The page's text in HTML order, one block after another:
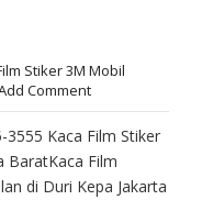
Stiker 3M Mobil
Comment
3555 Kaca Film Stiker
BaratKaca Film
di Duri Kepa Jakarta